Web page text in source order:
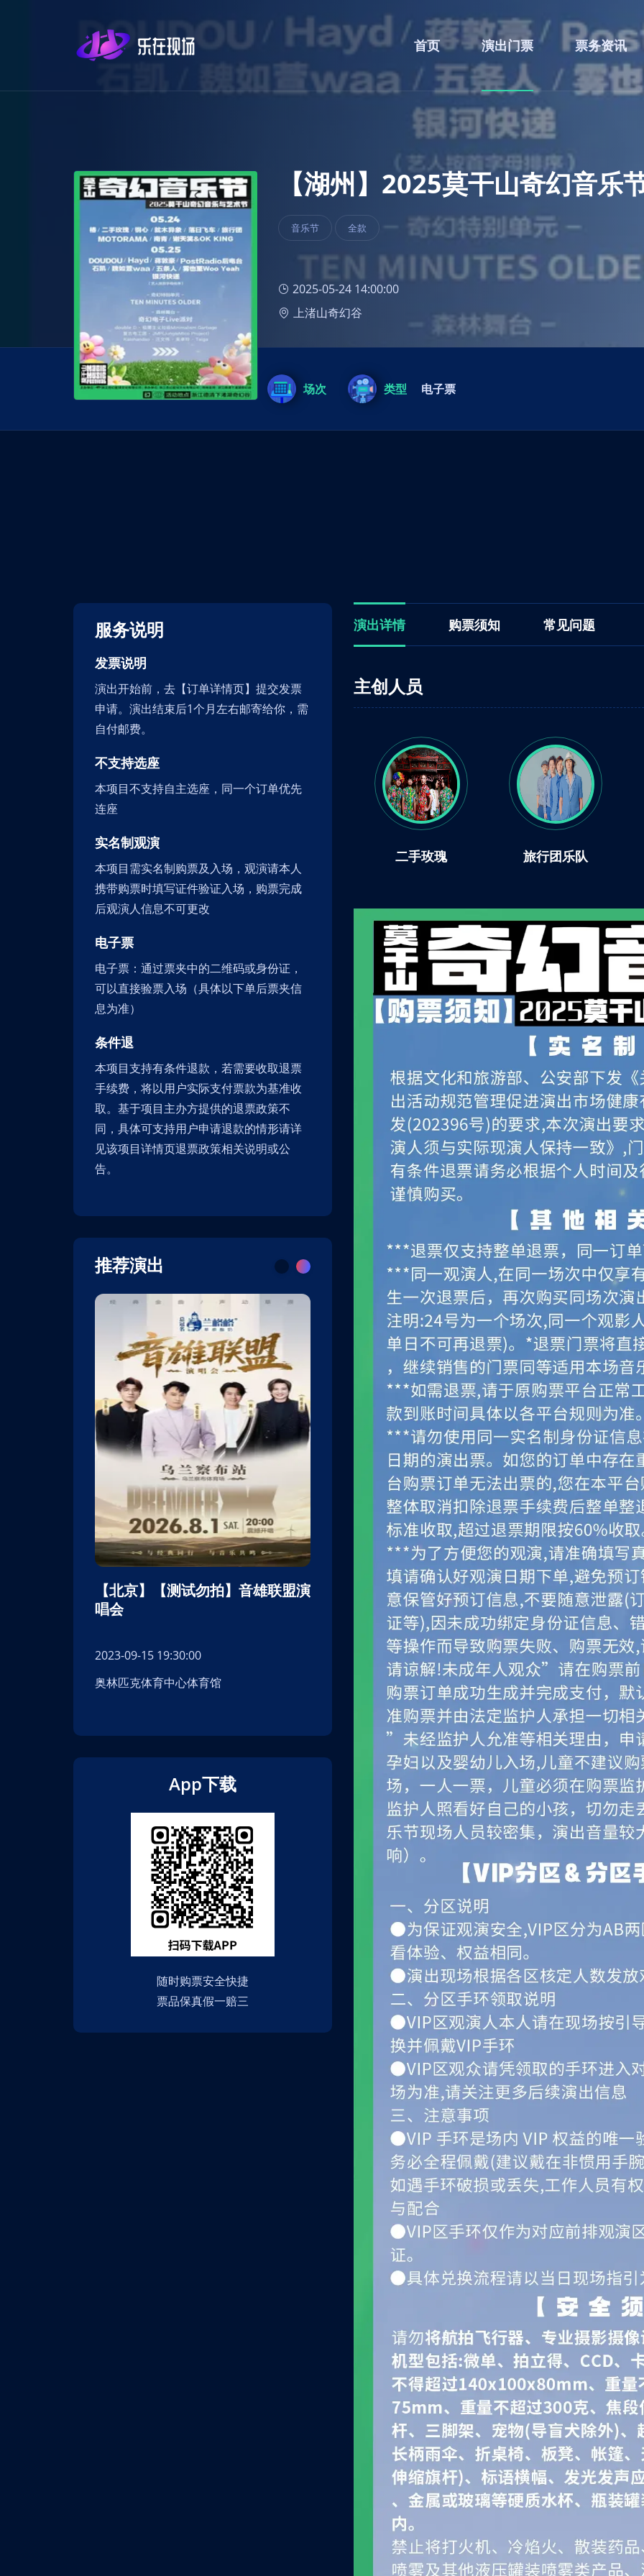
首页 演出门票 票务资讯
【湖州】2025莫干山奇幻音乐
音乐节 全款
2025-05-24 14:00:00
上渚山奇幻谷
场次 类型 电子票
服务说明
发票说明
演出开始前，去【订单详情页】提交发票
申请。演出结束后1个月左右邮寄给你，需
自付邮费。
不支持选座
本项目不支持自主选座，同一个订单优先
连座
实名制观演
本项目需实名制购票及入场，观演请本人
携带购票时填写证件验证入场，购票完成
后观演人信息不可更改
电子票
电子票：通过票夹中的二维码或身份证，
可以直接验票入场（具体以下单后票夹信
息为准）
条件退
本项目支持有条件退款，若需要收取退票
手续费，将以用户实际支付票款为基准收
取。基于项目主办方提供的退票政策不
同，具体可支持用户申请退款的情形请详
见该项目详情页退票政策相关说明或公
告。
推荐演出
【北京】【测试勿拍】音雄联盟演
唱会
2023-09-15 19:30:00
奥林匹克体育中心体育馆
【北京】【测试勿拍】音雄联盟演
2023-09-15 19:30:00
奥林匹克体育中心体育馆
【北京】
唱会
2023-09-15
奥林匹克体
App下载
随时购票安全快捷
票品保真假一赔三
演出详情 购票须知 常见问题
主创人员
二手玫瑰 旅行团乐队